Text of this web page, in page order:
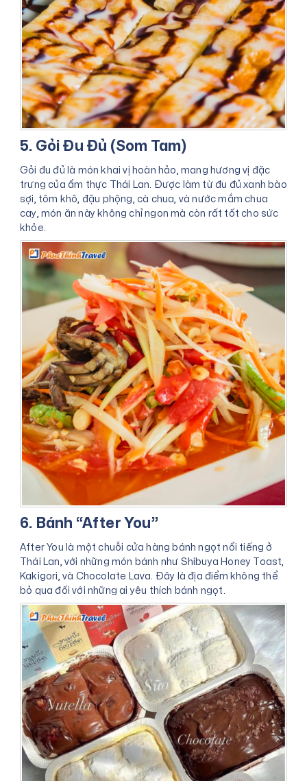
5. Gỏi Đu Đủ (Som Tam)
Gỏi đu đủ là món khai vị hoàn hảo, mang hương vị đặc
trưng của ẩm thực Thái Lan. Được làm từ đu đủ xanh bào
sợi, tôm khô, đậu phộng, cà chua, và nước mắm chua
cay, món ăn này không chỉ ngon mà còn rất tốt cho sức
khỏe.
6. Bánh “After You”
After You là một chuỗi cửa hàng bánh ngọt nổi tiếng ở
Thái Lan, với những món bánh như Shibuya Honey Toast,
Kakigori, và Chocolate Lava. Đây là địa điểm không thể
bỏ qua đối với những ai yêu thích bánh ngọt.